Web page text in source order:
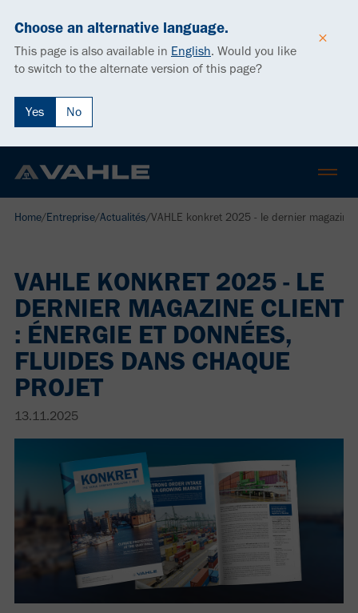
Choose an alternative language.
This page is also available in English. Would you like
to switch to the alternate version of this page?
Yes No
Home/Entreprise/Actualités/VAHLE konkret 2025 - le dernier
VAHLE KONKRET 2025 - LE
DERNIER MAGAZINE CLIENT
: ÉNERGIE ET DONNÉES,
FLUIDES DANS CHAQUE
PROJET
13.11.2025